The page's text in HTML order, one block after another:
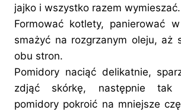
jajko i wszystko razem wymieszać.
Formować kotlety, panierować
smażyć na rozgrzanym oleju, aż
obu stron.
Pomidory naciąć delikatnie,
zdjąć skórkę, następnie tak
pomidory pokroić na mniejsze